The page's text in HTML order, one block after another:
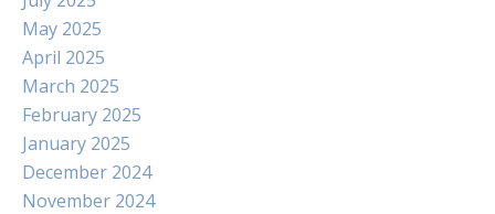
May 2025
April 2025
March 2025
February 2025
January 2025
December 2024
November 2024